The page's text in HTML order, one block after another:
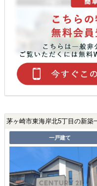
茅ヶ崎市東海岸北5丁目の新築
一戸建て